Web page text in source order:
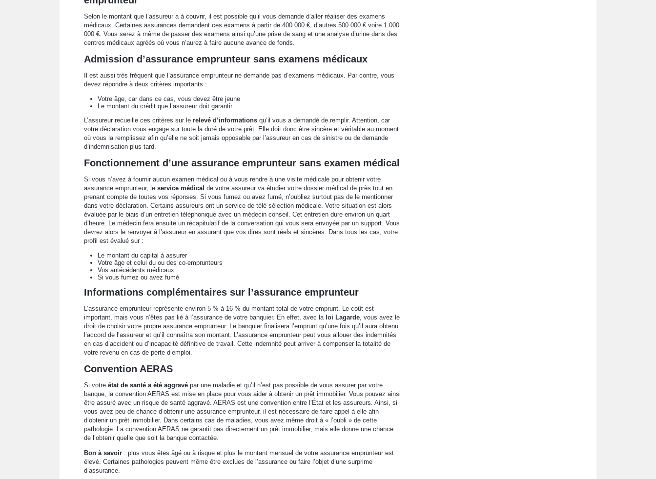
Selon le montant que l’assureur a à couvrir, il est possible qu’il vous demande d’aller réaliser des examens
médicaux. Certaines assurances demandent ces examens à partir de 400 000 €, d’autres 500 000 € voire 1 000
000 €. Vous serez à même de passer des examens ainsi qu’une prise de sang et une analyse d’urine dans des
centres médicaux agréés où vous n’aurez à faire aucune avance de fonds.
Admission d’assurance emprunteur sans examens médicaux
Il est aussi très fréquent que l’assurance emprunteur ne demande pas d’examens médicaux. Par contre, vous
devez répondre à deux critères importants :
Votre âge, car dans ce cas, vous devez être jeune
Le montant du crédit que l’assureur doit garantir
L’assureur recueille ces critères sur le relevé d’informations qu’il vous a demandé de remplir. Attention, car
votre déclaration vous engage sur toute la duré de votre prêt. Elle doit donc être sincère et véritable au moment
où vous la remplissez afin qu’elle ne soit jamais opposable par l’assureur en cas de sinistre ou de demande
d’indemnisation plus tard.
Fonctionnement d’une assurance emprunteur sans examen médical
Si vous n’avez à fournir aucun examen médical ou à vous rendre à une visite médicale pour obtenir votre
assurance emprunteur, le service médical de votre assureur va étudier votre dossier médical de près tout en
prenant compte de toutes vos réponses. Si vous fumez ou avez fumé, n’oubliez surtout pas de le mentionner
dans votre déclaration. Certains assureurs ont un service de télé sélection médicale. Votre situation est alors
évaluée par le biais d’un entretien téléphonique avec un médecin conseil. Cet entretien dure environ un quart
d’heure. Le médecin fera ensuite un récapitulatif de la conversation qui vous sera envoyée par un support. Vous
devrez alors le renvoyer à l’assureur en assurant que vos dires sont réels et sincères. Dans tous les cas, votre
profil est évalué sur :
Le montant du capital à assurer
Votre âge et celui du ou des co-emprunteurs
Vos antécédents médicaux
Si vous fumez ou avez fumé
Informations complémentaires sur l’assurance emprunteur
L’assurance emprunteur représente environ 5 % à 16 % du montant total de votre emprunt. Le coût est
important, mais vous n’êtes pas lié à l’assurance de votre banquier. En effet, avec la loi Lagarde, vous avez le
droit de choisir votre propre assurance emprunteur. Le banquier finalisera l’emprunt qu’une fois qu’il aura obtenu
l’accord de l’assureur et qu’il connaîtra son montant. L’assurance emprunteur peut vous allouer des indemnités
en cas d’accident ou d’incapacité définitive de travail. Cette indemnité peut arriver à compenser la totalité de
votre revenu en cas de perte d’emploi.
Convention AERAS
Si votre état de santé a été aggravé par une maladie et qu’il n’est pas possible de vous assurer par votre
banque, la convention AERAS est mise en place pour vous aider à obtenir un prêt immobilier. Vous pouvez ainsi
être assuré avec un risque de santé aggravé. AERAS est une convention entre l’État et les assureurs. Ainsi, si
vous avez peu de chance d’obtenir une assurance emprunteur, il est nécessaire de faire appel à elle afin
d’obtenir un prêt immobilier. Dans certains cas de maladies, vous avez même droit à « l’oubli » de cette
pathologie. La convention AERAS ne garantit pas directement un prêt immobilier, mais elle donne une chance
de l’obtenir quelle que soit la banque contactée.
Bon à savoir : plus vous êtes âgé ou à risque et plus le montant mensuel de votre assurance emprunteur est
élevé. Certaines pathologies peuvent même être exclues de l’assurance ou faire l’objet d’une surprime
d’assurance.